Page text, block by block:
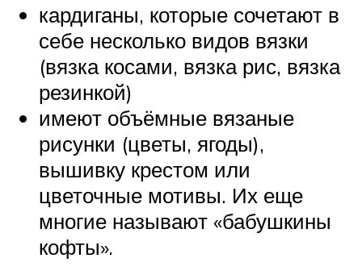
кардиганы, которые сочетают в
себе несколько видов вязки
(вязка косами, вязка рис, вязка
резинкой)
имеют объёмные вязаные
рисунки (цветы, ягоды),
вышивку крестом или
цветочные мотивы. Их еще
многие называют «бабушкины
кофты».